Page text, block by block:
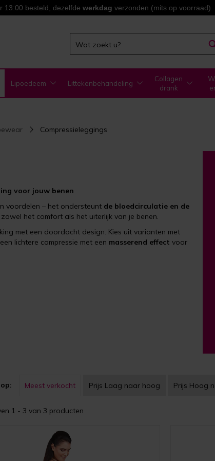
13:00 besteld, dezelfde werkdag verzonden (mits op voorraad).
Lipoedeem Littekenbehandeling
Collagen
drank
Compressieleggings
voor jouw benen
voordelen – het ondersteunt de bloedcirculatie en de
het comfort als het uiterlijk van je benen.
met een doordacht design. Kies uit varianten met
lichtere compressie met een masserend effect voor
Meest verkocht Prijs Laag naar hoog Prijs Hoog
1 - 3 van 3 producten